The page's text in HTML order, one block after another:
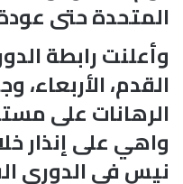
المتحدة حتى
وأعلنت رابطة
القدم،
الرهانات على
واهي على إنذار
نيس في الدوري